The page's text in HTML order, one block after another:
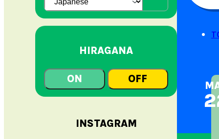
HIRAGANA
ON OFF
INSTAGRAM